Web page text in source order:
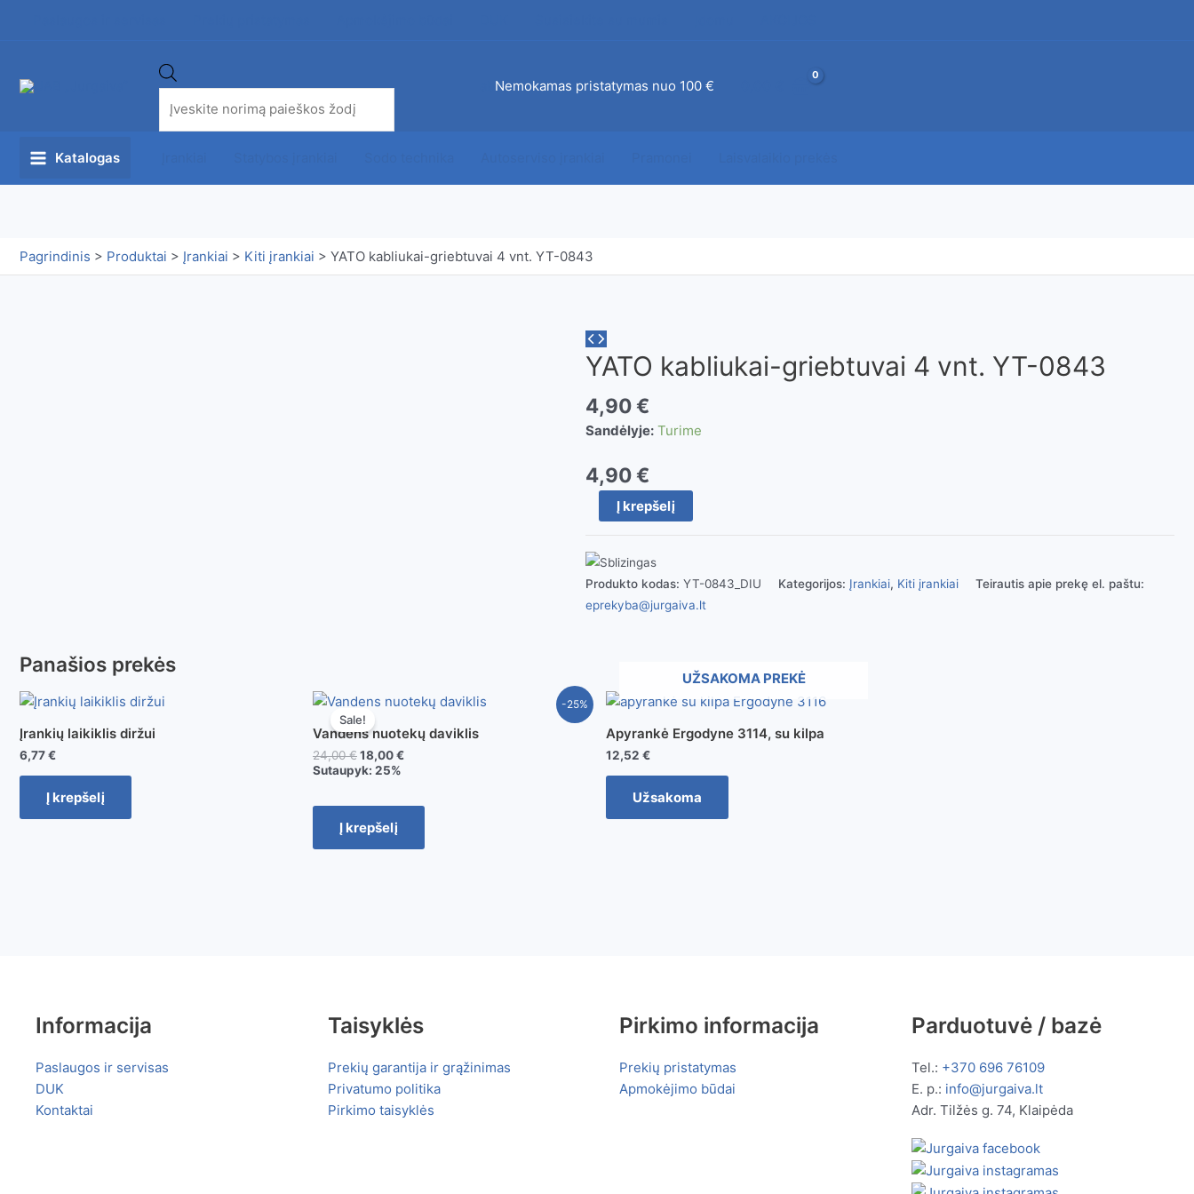
Nemokamas pristatymas nuo 100 €
Katalogas
Pagrindinis > Produktai > Įrankiai > Kiti įrankiai > YATO kabliukai-griebtuvai 4 vnt. YT-0843
YATO kabliukai-griebtuvai 4 vnt. YT-0843
4,90€
Sandėlyje: Turime
4,90€
produkto
kiekis:
kabliukai-
griebtuvai
4
Į krepšelį
Produkto kodas: YT-0843_DIU Kategorijos: Įrankiai, Kiti įrankiai
Teirautis apie prekę el. paštu:
eprekyba@jurgaiva.lt
Panašios prekės
Įrankių laikiklis diržui
6,77€
Į krepšelį
-25%
Sale!
Vandens nuotekų daviklis
24,00€18,00€
Sutaupyk: 25%
Į krepšelį
UŽSAKOMA PREKĖ
Apyrankė Ergodyne 3114, su kilpa
12,52 €
Užsakoma
Informacija
Paslaugos ir servisas
DUK
Kontaktai
Taisyklės
Prekių garantija ir grąžinimas
Privatumo politika
Pirkimo taisyklės
Pirkimo informacija
Prekių pristatymas
Apmokėjimo būdai
Parduotuvė / bazė
Tel.: +370 696 76109
E. p.: info@jurgaiva.lt
Adr. Tilžės g. 74, Klaipėda